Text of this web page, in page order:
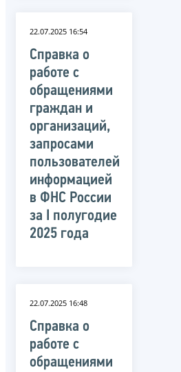
22.07.2025 16:54
Справка о
работе с
обращениями
граждан и
организаций,
запросами
пользователей
информацией
в ФНС России
за I полугодие
2025 года
22.07.2025 16:48
Справка о
работе с
обращениями